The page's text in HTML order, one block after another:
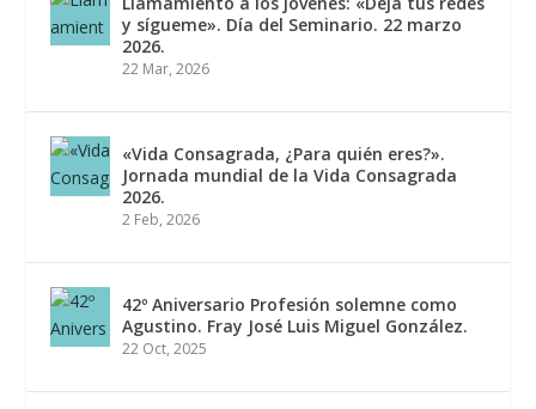
y sígueme». Día del Seminario. 22 marzo
2026.
22 Mar, 2026
«Vida Consagrada, ¿Para quién eres?».
Jornada mundial de la Vida Consagrada
2026.
2 Feb, 2026
42º Aniversario Profesión solemne como
Agustino. Fray José Luis Miguel González.
22 Oct, 2025